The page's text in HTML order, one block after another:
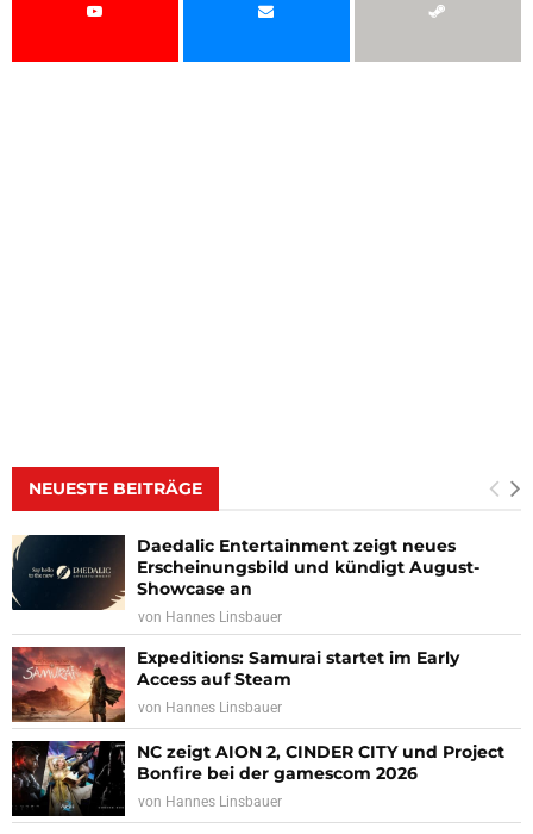
NEUESTE BEITRÄGE
Daedalic Entertainment zeigt neues
Erscheinungsbild und kündigt August-
Showcase an
von Hannes Linsbauer
Expeditions: Samurai startet im Early
Access auf Steam
von Hannes Linsbauer
NC zeigt AION 2, CINDER CITY und Project
Bonfire bei der gamescom 2026
von Hannes Linsbauer